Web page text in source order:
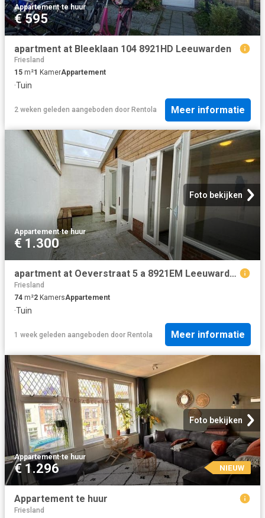
Appartement·te huur
€ 595
apartment at Bleeklaan 104 8921HD Leeuwarden
Friesland
15 m²1 KamerAppartement
·Tuin
2 weken geleden aangeboden door Rentola Meer informatie
Foto bekijken
Appartement·te huur
€ 1.300
apartment at Oeverstraat 5 a 8921EM Leeuwarden
Friesland
74 m²2 KamersAppartement
·Tuin
1 week geleden aangeboden door Rentola Meer informatie
Foto bekijken
Appartement·te huur
€ 1.296 NIEUW
Appartement te huur
Friesland